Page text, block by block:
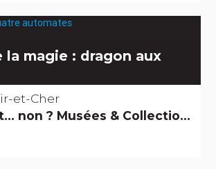
la magie : dragon aux
et-Cher
Collections Jardins, activités de découverte et de loisirs Gens d'ici Petits métiers